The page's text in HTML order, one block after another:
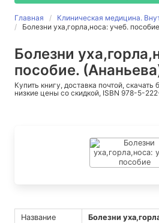
Главная
Клиническая медицина.
Болезни уха,горла,носа: учеб. пособие
Болезни
пособие.
Купить книгу, доставка почтой, скачать
низкие цены со скидкой, ISBN 978-5-
Название
Болезни